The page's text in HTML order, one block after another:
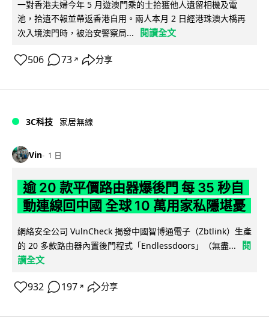
一對香港夫婦今年 5 月遊澳門乘的士拾獲他人遺留相機及電
池，拾遺不報並帶返香港自用。兩人本月 2 日經港珠澳大橋再
次入境澳門時，被治安警察局...
閱讀全文
506 73 ↗ 分享
3C科技 家居無線
Vin 1 日
逾 20 款平價路由器爆後門 每 35 秒自
動連線回中國 全球 10 萬用家私隱堪憂
網絡安全公司 VulnCheck 揭發中國智博通電子（Zbtlink）生產
的 20 多款路由器內置後門程式「Endlessdoors」（無盡...
閱
讀全文
932 197 ↗ 分享